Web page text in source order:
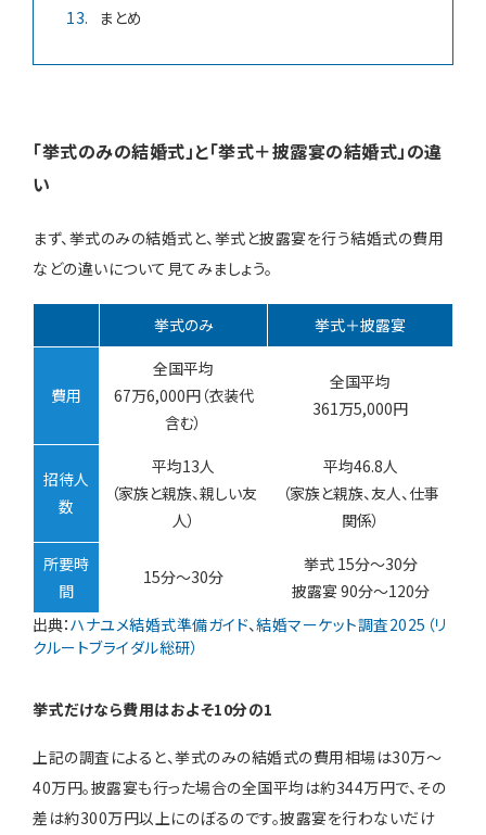
まとめ
「挙式のみの結婚式」と「挙式＋披露宴の結婚式」の違
い
まず、挙式のみの結婚式と、挙式と披露宴を行う結婚式の費用
などの違いについて見てみましょう。
挙式のみ 挙式＋披露宴
費用
全国平均
67万6,000円（衣装代
含む）
全国平均
361万5,000円
招待人
数
平均13人
（家族と親族、親しい友
人）
平均46.8人
（家族と親族、友人、仕事
関係）
所要時
間
15分～30分
挙式 15分～30分
披露宴 90分～120分
出典：ハナユメ結婚式準備ガイド、結婚マーケット調査2025（リ
クルートブライダル総研）
挙式だけなら費用はおよそ10分の1
上記の調査によると、挙式のみの結婚式の費用相場は30万〜
40万円。披露宴も行った場合の全国平均は約344万円で、その
差は約300万円以上にのぼるのです。披露宴を行わないだけ